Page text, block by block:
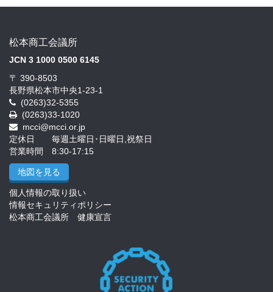
松本商工会議所
JCN 3 1000 0500 6145
〒 390-8503
長野県松本市中央1-23-1
(0263)32-5355
(0263)33-1020
mcci@mcci.or.jp
定休日 毎週土曜日･日曜日,祝祭日
営業時間 8:30-17:15
地図を見る
個人情報の取り扱い
情報セキュリティポリシー
松本商工会議所 健康宣言